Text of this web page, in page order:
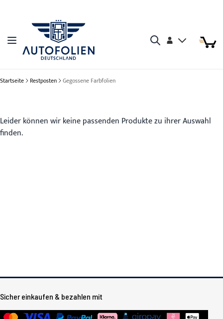
Navigation umschalten Konto Mein
Startseite Restposten Gegossene Farbfolien
Leider können wir keine passenden Produkte zu ihrer Auswahl
finden.
Sicher einkaufen & bezahlen mit